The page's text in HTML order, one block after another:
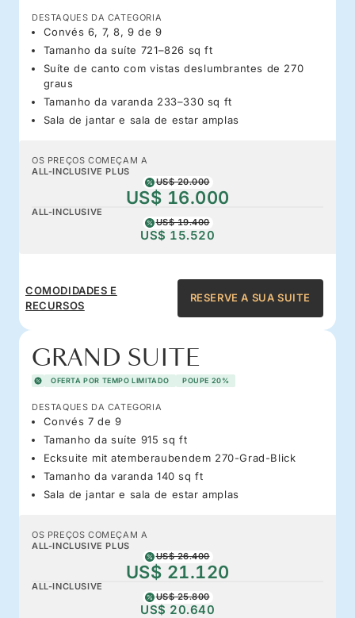
DESTAQUES DA CATEGORIA
Convés 6, 7, 8, 9 de 9
Tamanho da suíte 721–826 sq ft
Suíte de canto com vistas deslumbrantes de 270
graus
Tamanho da varanda 233–330 sq ft
Sala de jantar e sala de estar amplas
OS PREÇOS COMEÇAM A
ALL-INCLUSIVE PLUS
US$ 20.000
US$ 16.000
ALL-INCLUSIVE
US$ 19.400
US$ 15.520
COMODIDADES E
RECURSOS
RESERVE A SUA SUITE
GRAND SUITE
OFERTA POR TEMPO LIMITADO POUPE 20%
DESTAQUES DA CATEGORIA
Convés 7 de 9
Tamanho da suíte 915 sq ft
Ecksuite mit atemberaubendem 270-Grad-Blick
Tamanho da varanda 140 sq ft
Sala de jantar e sala de estar amplas
OS PREÇOS COMEÇAM A
ALL-INCLUSIVE PLUS
US$ 26.400
US$ 21.120
ALL-INCLUSIVE
US$ 25.800
US$ 20.640